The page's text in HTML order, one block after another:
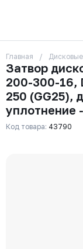
О компании
Контакты
Бренды
Отзывы
Сотрудники
Вакансии
Доставка
Главная
Затвор
200-300-16,
250 (GG25),
уплотнение
Код товара: 43790